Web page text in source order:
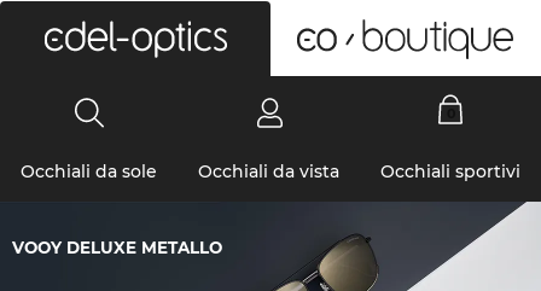
Occhiali da sole Occhiali da vista Occhiali sportivi
VOOY DELUXE METALLO